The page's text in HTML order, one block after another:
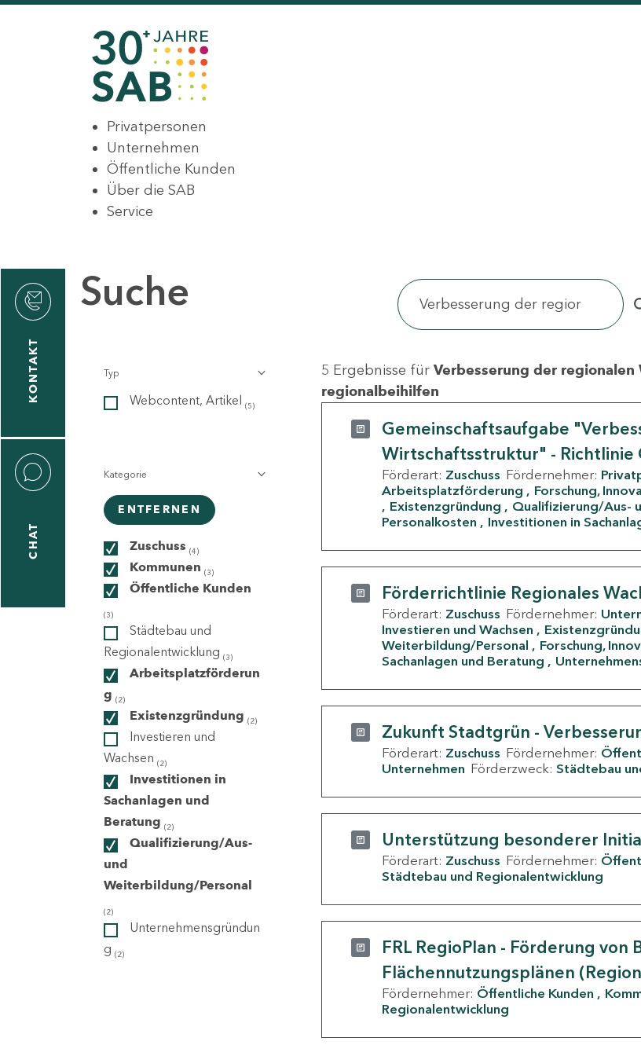
Privatpersonen
Unternehmen
Öffentliche Kunden
Über die SAB
Service
KONTAKT
CHAT
Suche
Typ
Webcontent, Artikel (5)
Kategorie
ENTFERNEN
Zuschuss (4)
Kommunen (3)
Öffentliche Kunden
(3)
Städtebau und
Regionalentwicklung (3)
Arbeitsplatzförderun
g (2)
Existenzgründung (2)
Investieren und
Wachsen (2)
Investitionen in
Sachanlagen und
Beratung (2)
Qualifizierung/Aus-
und
Weiterbildung/Personal
(2)
Unternehmensgründun
g (2)
5 Ergebnisse für Verbesserung der
regionalbeihilfen
Gemeinschaftsaufgabe
Wirtschaftsstruktur" - Richtlinie
Förderart: Zuschuss Fördernehmer:
Arbeitsplatzförderung
Forschung,
Existenzgründung
Qualifizierung/Aus-
Personalkosten
Investitionen in
Förderrichtlinie Regionales
Förderart: Zuschuss Fördernehmer:
Investieren und Wachsen
Weiterbildung/Personal
Forschung,
Sachanlagen und Beratung
Zukunft Stadtgrün -
Förderart: Zuschuss Fördernehmer:
Unternehmen Förderzweck: Städtebau
Unterstützung besonderer
Förderart: Zuschuss Fördernehmer:
Städtebau und Regionalentwicklung
FRL RegioPlan - Förderung von
Flächennutzungsplänen
Fördernehmer: Öffentliche Kunden
Regionalentwicklung